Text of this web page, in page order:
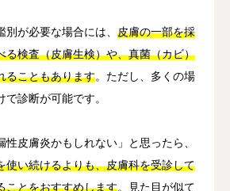
が必要な場合には、 皮膚の一部を採
る検査（皮膚生検）や、真菌（カビ）
ることもあります。ただし、多くの場
診断が可能です。
性皮膚炎かもしれない」と思ったら、
使い続けるよりも、皮膚科を受診して
ことをおすすめします。見た目が似て